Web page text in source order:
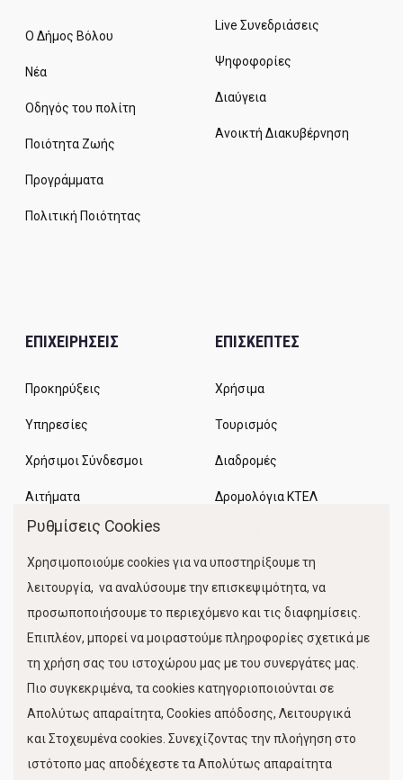
Ο Δήμος Βόλου
Νέα
Οδηγός του πολίτη
Ποιότητα Ζωής
Προγράμματα
Πολιτική Ποιότητας
Live Συνεδριάσεις
Ψηφοφορίες
Διαύγεια
Ανοικτή Διακυβέρνηση
ΕΠΙΧΕΙΡΗΣΕΙΣ
Προκηρύξεις
Υπηρεσίες
Χρήσιμοι Σύνδεσμοι
Αιτήματα
ΕΠΙΣΚΕΠΤΕΣ
Χρήσιμα
Τουρισμός
Διαδρομές
Δρομολόγια ΚΤΕΛ
Κίνηση Λιμένος
FOLLOW US
Ρυθμίσεις Cookies
Χρησιμοποιούμε cookies για να υποστηρίξουμε τη
λειτουργία, να αναλύσουμε την επισκεψιμότητα, να
προσωποποιήσουμε το περιεχόμενο και τις διαφημίσεις.
Επιπλέον, μπορεί να μοιραστούμε πληροφορίες σχετικά με
τη χρήση σας του ιστοχώρου μας με του συνεργάτες μας.
Πιο συγκεκριμένα, τα cookies κατηγοριοποιούνται σε
Απολύτως απαραίτητα, Cookies απόδοσης, Λειτουργικά
και Στοχευμένα cookies. Συνεχίζοντας την πλοήγηση στο
ιστότοπο μας αποδέχεστε τα Απολύτως απαραίτητα